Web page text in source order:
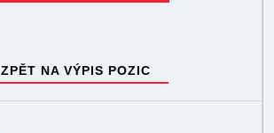
ZPĚT NA VÝPIS POZIC